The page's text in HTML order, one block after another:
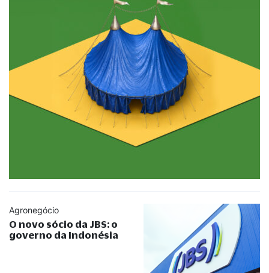
Agronegócio
O novo sócio da JBS: o
governo da Indonésia